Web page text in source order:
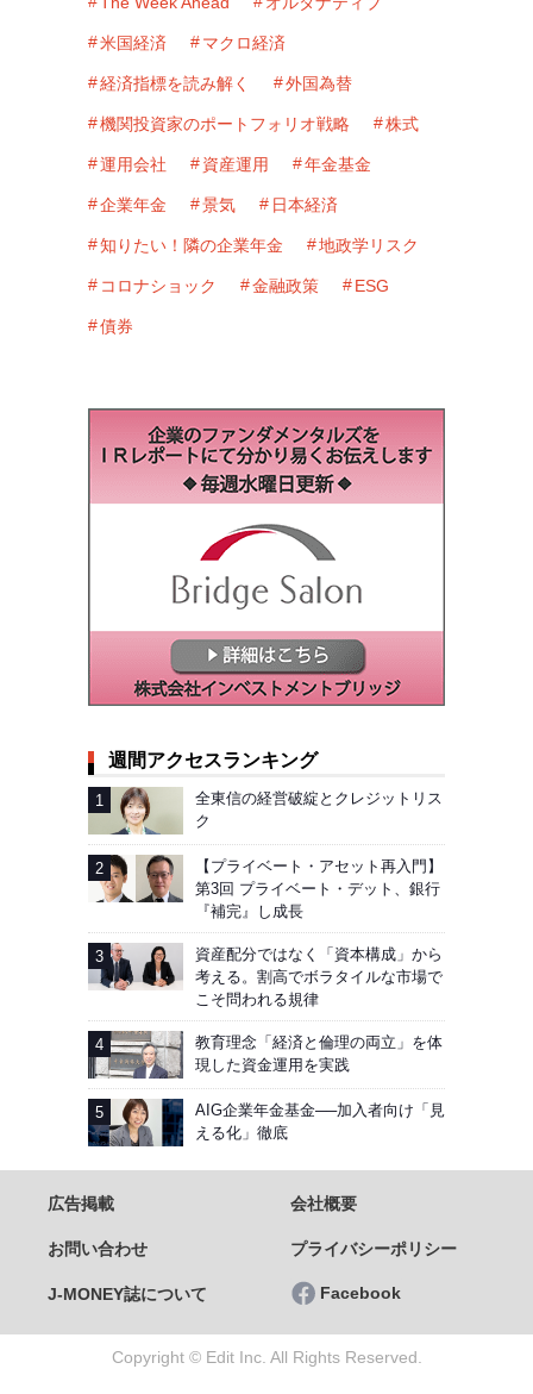
米国経済 マクロ経済
経済指標を読み解く 外国為替
機関投資家のポートフォリオ戦略 株式
運用会社 資産運用 年金基金
企業年金 景気 日本経済
知りたい！隣の企業年金 地政学リスク
コロナショック 金融政策 ESG
債券
週間アクセスランキング
全東信の経営破綻とクレジットリス
ク
【プライベート・アセット再入門】
第3回 プライベート・デット、銀行
『補完』し成長
資産配分ではなく「資本構成」から
考える。割高でボラタイルな市場で
こそ問われる規律
教育理念「経済と倫理の両立」を体
現した資金運用を実践
AIG企業年金基金──加入者向け「見
える化」徹底
広告掲載 会社概要
お問い合わせ プライバシーポリシー
J-MONEY誌について Facebook
Copyright © Edit Inc. All Rights Reserved.